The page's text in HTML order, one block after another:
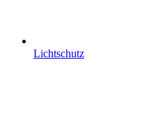
Lichtschutz